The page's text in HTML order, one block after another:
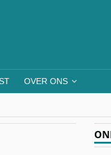
OVER ONS